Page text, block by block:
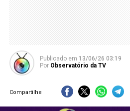
Publicado em 13/06/26 03:19
Por Observatório da TV
Compartilhe